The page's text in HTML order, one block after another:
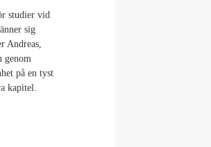
studier vid
sig
Andreas,
genom
på en tyst
kapitel.